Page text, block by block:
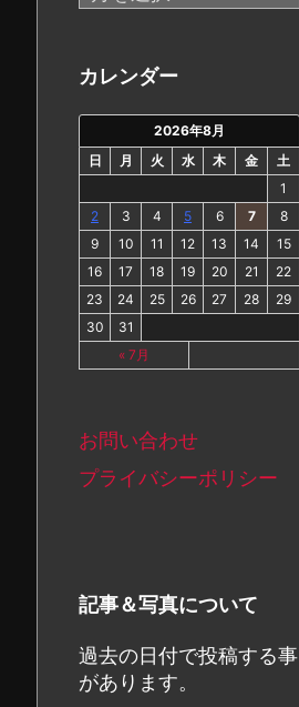
ー
イ
ブ
カレンダー
2026年8月
日
月 火 水 木 金
土
1
2
3 4 5 6 7
8
9
10 11 12 13 14
15
16
17 18 19 20 21
22
23
24 25 26 27 28
29
30
31
« 7月
お問い合わせ
プライバシーポリシー
記事＆写真について
過去の日付で投稿する事
があります。